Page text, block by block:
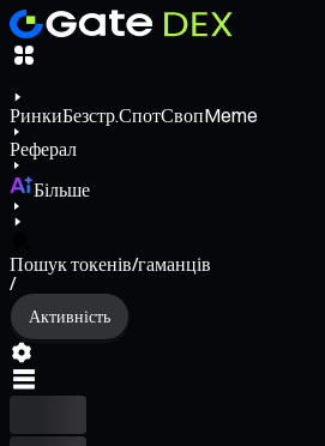
РинкиБезстр.СпотСвопMeme
Реферал
Більше
Пошук токенів/гаманців
/
Активність